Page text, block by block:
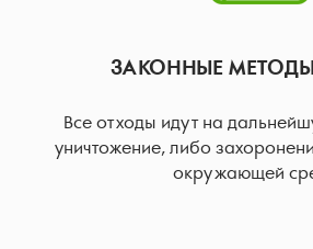
ЗАКОННЫЕ
Все отходы идут на
уничтожение, либо
окружающей